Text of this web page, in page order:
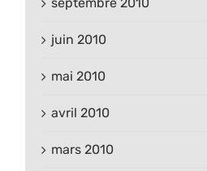
juin 2010
mai 2010
avril 2010
mars 2010